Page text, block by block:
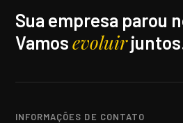
Sua empresa parou
Vamosevoluir
INFORMAÇÕES DE CONTATO